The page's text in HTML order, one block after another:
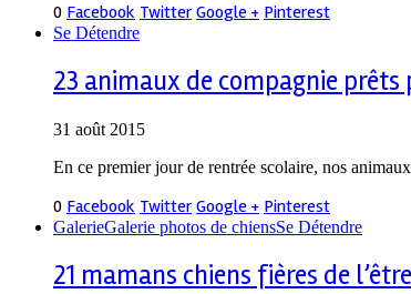
0 Facebook Twitter Google + Pinterest
Se Détendre
23 animaux de compagnie
31 août 2015
En ce premier jour de rentrée scolaire, nos
0 Facebook Twitter Google + Pinterest
GalerieGalerie photos de chiensSe Détendre
21 mamans chiens fières de l’être